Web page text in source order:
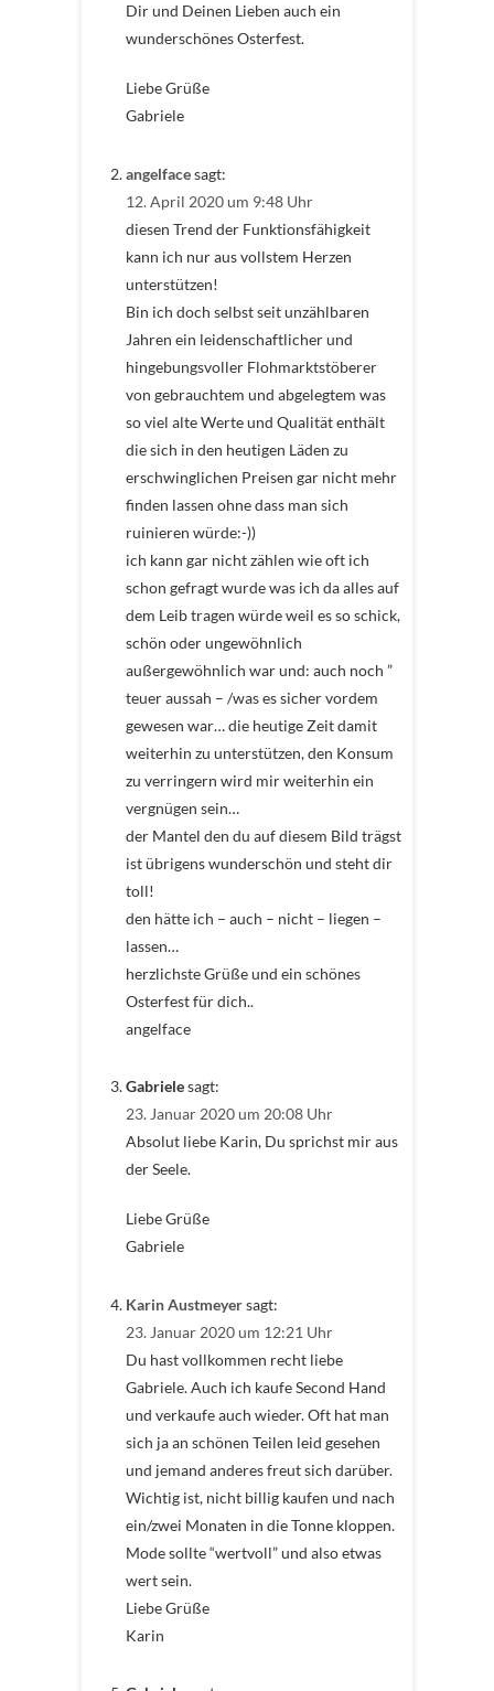
Dir und Deinen Lieben auch ein
wunderschönes Osterfest.
Liebe Grüße
Gabriele
angelfacesagt:
12. April 2020 um 9:48 Uhr
diesen Trend der Funktionsfähigkeit
kann ich nur aus vollstem Herzen
unterstützen!
Bin ich doch selbst seit unzählbaren
Jahren ein leidenschaftlicher und
hingebungsvoller Flohmarktstöberer
von gebrauchtem und abgelegtem was
so viel alte Werte und Qualität enthält
die sich in den heutigen Läden zu
erschwinglichen Preisen gar nicht mehr
finden lassen ohne dass man sich
ruinieren würde:-))
ich kann gar nicht zählen wie oft ich
schon gefragt wurde was ich da alles auf
dem Leib tragen würde weil es so schick,
schön oder ungewöhnlich
außergewöhnlich war und: auch noch ”
teuer aussah – /was es sicher vordem
gewesen war… die heutige Zeit damit
weiterhin zu unterstützen, den Konsum
zu verringern wird mir weiterhin ein
vergnügen sein…
der Mantel den du auf diesem Bild trägst
ist übrigens wunderschön und steht dir
toll!
den hätte ich – auch – nicht – liegen –
lassen…
herzlichste Grüße und ein schönes
Osterfest für dich..
angelface
Gabrielesagt:
23. Januar 2020 um 20:08 Uhr
Absolut liebe Karin, Du sprichst mir aus
der Seele.
Liebe Grüße
Gabriele
Karin Austmeyersagt:
23. Januar 2020 um 12:21 Uhr
Du hast vollkommen recht liebe
Gabriele. Auch ich kaufe Second Hand
und verkaufe auch wieder. Oft hat man
sich ja an schönen Teilen leid gesehen
und jemand anderes freut sich darüber.
Wichtig ist, nicht billig kaufen und nach
ein/zwei Monaten in die Tonne kloppen.
Mode sollte “wertvoll” und also etwas
wert sein.
Liebe Grüße
Karin